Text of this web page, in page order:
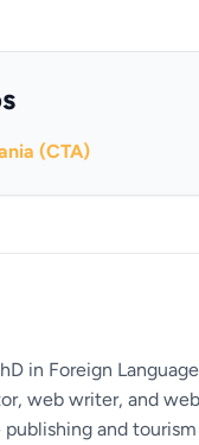
(CTA)
in Foreign
web writer, and web
and